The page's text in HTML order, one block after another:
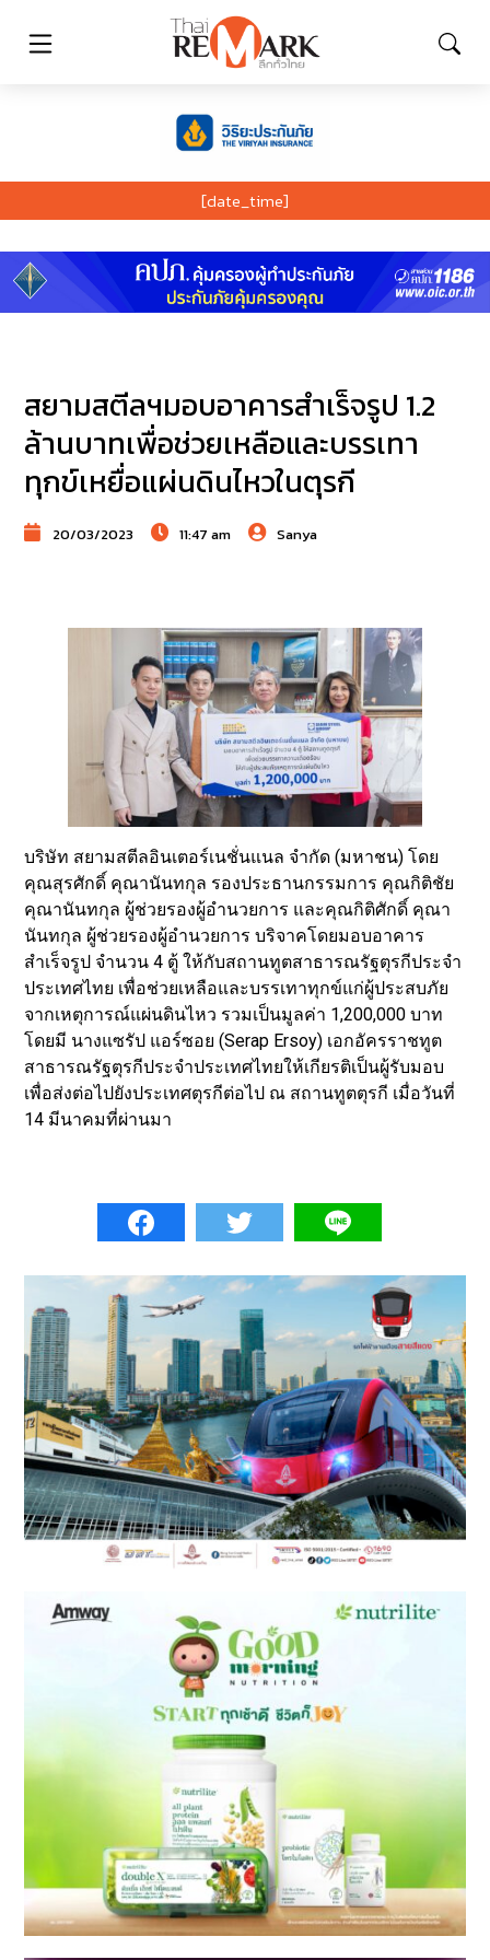
[date_time]
สยามสตีลฯมอบอาคารสำเร็จรูป 1.2
ล้านบาทเพื่อช่วยเหลือและบรรเทา
ทุกข์เหยื่อแผ่นดินไหวในตุรกี
20/03/2023 11:47 am Sanya
บริษัท สยามสตีลอินเตอร์เนชั่นแนล จำกัด (มหาชน) โดย
คุณสุรศักดิ์ คุณานันทกุล รองประธานกรรมการ คุณกิติชัย
คุณานันทกุล ผู้ช่วยรองผู้อำนวยการ และคุณกิติศักดิ์ คุณา
นันทกุล ผู้ช่วยรองผู้อำนวยการ บริจาคโดยมอบอาคาร
สำเร็จรูป จำนวน 4 ตู้ ให้กับสถานทูตสาธารณรัฐตุรกีประจำ
ประเทศไทย เพื่อช่วยเหลือและบรรเทาทุกข์แก่ผู้ประสบภัย
จากเหตุการณ์แผ่นดินไหว รวมเป็นมูลค่า 1,200,000 บาท
โดยมี นางแซรัป แอร์ซอย (Serap Ersoy) เอกอัครราชทูต
สาธารณรัฐตุรกีประจำประเทศไทยให้เกียรติเป็นผู้รับมอบ
เพื่อส่งต่อไปยังประเทศตุรกีต่อไป ณ สถานทูตตุรกี เมื่อวันที่
14 มีนาคมที่ผ่านมา